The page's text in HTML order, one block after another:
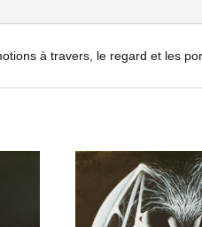
à travers, le regard et les